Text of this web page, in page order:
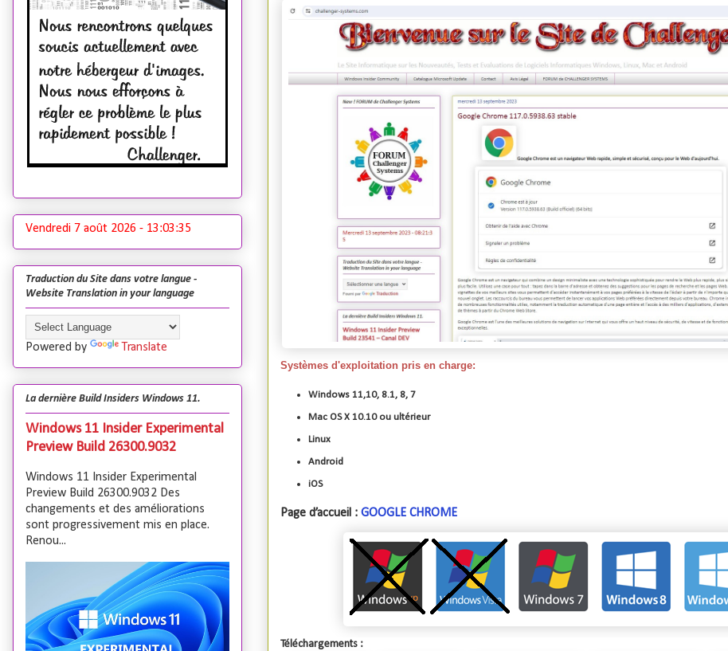
Systèmes d'exploitation pris en charge:
Windows 11,10, 8.1, 8, 7
Mac OS X 10.10 ou ultérieur
Linux
Android
iOS
Page d’accueil : GOOGLE CHROME
Téléchargements :
Vendredi 7 août 2026 - 13:03:36
Traduction du Site dans votre langue -
Website Translation in your language
Powered by Translate
La dernière Build Insiders Windows 11.
Windows 11 Insider Experimental
Preview Build 26300.9032
Windows 11 Insider Experimental
Preview Build 26300.9032 Des
changements et des améliorations
sont progressivement mis en place.
Renou...